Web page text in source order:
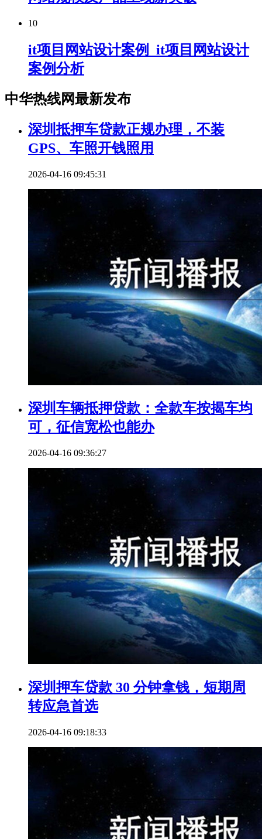
10
it项目网站设计案例_it项目网站设计
案例分析
中华热线网最新发布
深圳抵押车贷款正规办理，不装
GPS、车照开钱照用
2026-04-16 09:45:31
深圳车辆抵押贷款：全款车按揭车均
可，征信宽松也能办
2026-04-16 09:36:27
深圳押车贷款 30 分钟拿钱，短期周
转应急首选
2026-04-16 09:18:33